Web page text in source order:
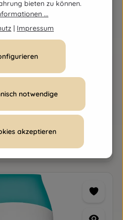
Hydratisierende Creme
bieten zu können.
...
| Impressum
notwendige
akzeptieren